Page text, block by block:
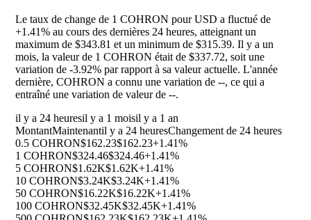
Le taux de change de 1 COHRON pour USD a fluctué de
+1.41% au cours des dernières 24 heures, atteignant un
maximum de $343.81 et un minimum de $315.39. Il y a un
mois, la valeur de 1 COHRON était de $337.72, soit une
variation de -3.92% par rapport à sa valeur actuelle. L'année
dernière, COHRON a connu une variation de --, ce qui a
entraîné une variation de valeur de --.
il y a 24 heuresil y a 1 moisil y a 1 an
MontantMaintenantil y a 24 heuresChangement de 24 heures
0.5 COHRON$162.23$162.23+1.41%
1 COHRON$324.46$324.46+1.41%
5 COHRON$1.62K$1.62K+1.41%
10 COHRON$3.24K$3.24K+1.41%
50 COHRON$16.22K$16.22K+1.41%
100 COHRON$32.45K$32.45K+1.41%